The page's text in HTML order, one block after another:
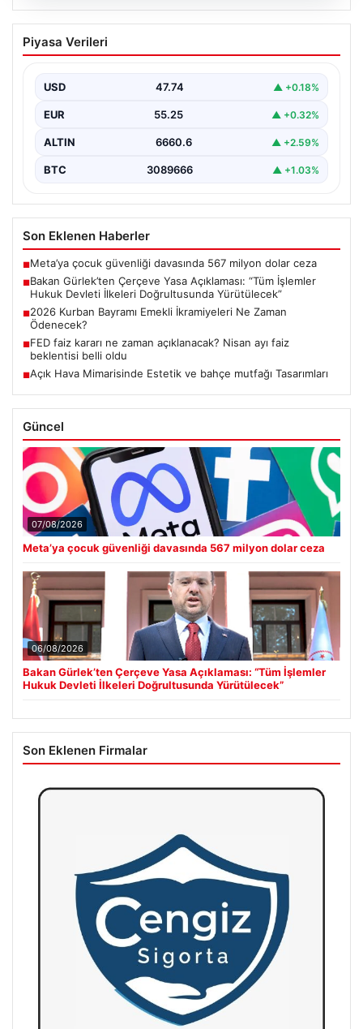
06.08.2026
Bakan Gürlek’ten Çerçeve Yasa
Açıklaması: “Tüm İşlemler Hukuk
Yürütülecek”
Adalet Bakanı Akın Gürlek, terörle mücadelede yeni bir
dönemi başlatacak çerçeve yasanın Meclis'te kabul…
Piyasa Verileri
USD 47.74 ▲ +0.18%
EUR 55.25 ▲ +0.32%
ALTIN 6660.6 ▲ +2.59%
BTC 3089666 ▲ +1.03%
Son Eklenen Haberler
■Meta’ya çocuk güvenliği davasında 567 milyon dolar ceza
■Bakan Gürlek’ten Çerçeve Yasa Açıklaması: “Tüm İşlemler
Hukuk Devleti İlkeleri Doğrultusunda Yürütülecek”
■2026 Kurban Bayramı Emekli İkramiyeleri Ne Zaman
Ödenecek?
■FED faiz kararı ne zaman açıklanacak? Nisan ayı faiz
beklentisi belli oldu
■Açık Hava Mimarisinde Estetik ve bahçe mutfağı Tasarımları
Güncel
07/08/2026
Meta’ya çocuk güvenliği davasında 567 milyon dolar ceza
06/08/2026
Bakan Gürlek’ten Çerçeve Yasa Açıklaması: “Tüm İşlemler
Hukuk Devleti İlkeleri Doğrultusunda Yürütülecek”
Son Eklenen Firmalar